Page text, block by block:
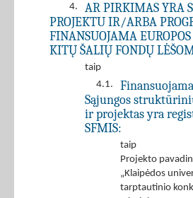
4.
AR PIRKIMAS YRA
PROJEKTU IR/ARBA
FINANSUOJAMA EUROPOS
KITŲ ŠALIŲ FONDŲ
taip
4.1.
Sąjungos
ir projektas yra
SFMIS:
taip
Projekto
„Klaipėdos
tarptautinio